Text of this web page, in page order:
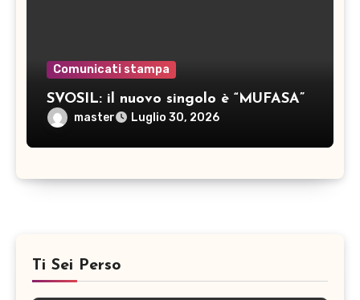
Comunicati stampa
SVOSIL: il nuovo singolo è “MUFASA”
master Luglio 30, 2026
Ti Sei Perso